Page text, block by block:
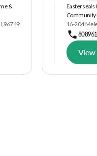
&
96749
Easterseals
Community
16-204